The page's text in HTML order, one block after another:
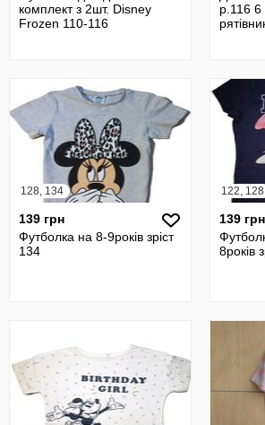
комплект з 2шт. Disney
Frozen 110-116
р.116 6
128, 134
139 грн
Футболка на 8-9років зріст
134
122, 128
139 грн
8років